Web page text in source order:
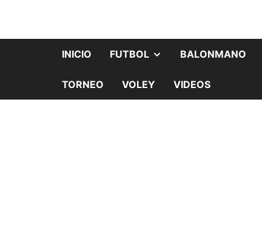
INICIO FUTBOL BALONMANO
TORNEO VOLEY VIDEOS